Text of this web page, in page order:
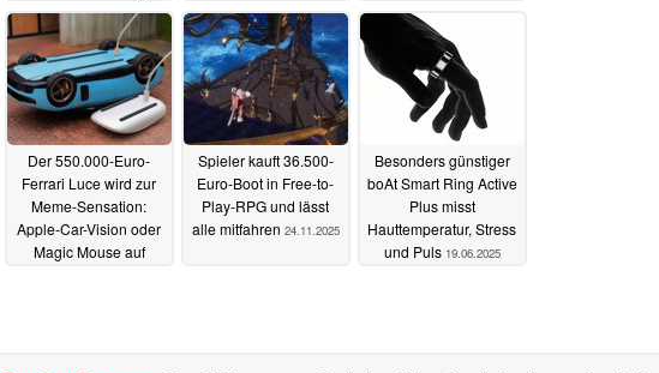
02.07.2026
Der 550.000-Euro-
Ferrari Luce wird zur
Meme-Sensation:
Apple-Car-Vision oder
Magic Mouse auf
Spieler kauft 36.500-
Euro-Boot in Free-to-
Play-RPG und lässt
alle mitfahren 24.11.2025
Besonders günstiger
boAt Smart Ring Active
Plus misst
Hauttemperatur, Stress
und Puls 19.06.2025